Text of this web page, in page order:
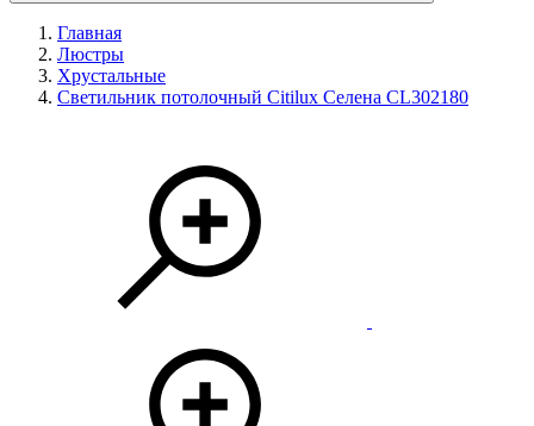
Главная
Люстры
Хрустальные
Светильник потолочный Citilux Селена CL302180